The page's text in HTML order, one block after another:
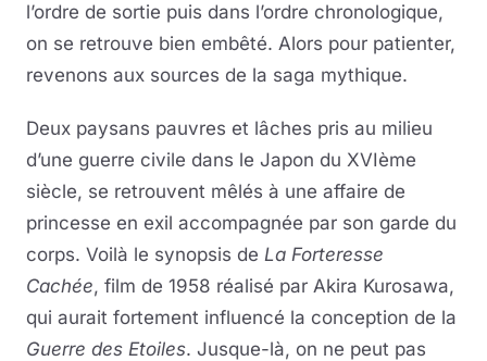
l’ordre de sortie puis dans l’ordre chronologique,
on se retrouve bien embêté. Alors pour patienter,
revenons aux sources de la saga mythique.
Deux paysans pauvres et lâches pris au milieu
d’une guerre civile dans le Japon du XVIème
siècle, se retrouvent mêlés à une affaire de
princesse en exil accompagnée par son garde du
corps. Voilà le synopsis de La Forteresse
Cachée, film de 1958 réalisé par Akira Kurosawa,
qui aurait fortement influencé la conception de la
Guerre des Etoiles. Jusque-là, on ne peut pas